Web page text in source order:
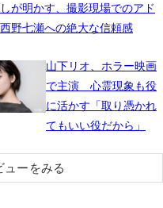
が明かす、撮影現場でのアド
野七瀬への絶大な信頼感
山下リオ、ホラー映画
で主演 心霊現象も役
に活かす「取り憑かれ
てもいい役だから」
ーをみる